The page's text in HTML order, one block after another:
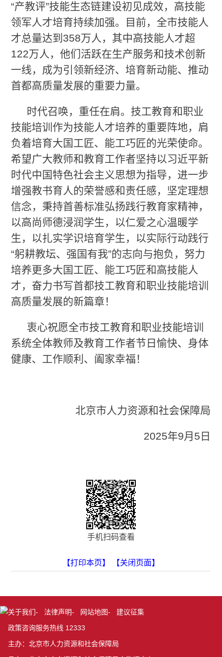
“产教评”技能生态链建设初见成效，高技能
领军人才培育持续加强。目前，全市技能人
才总量达到358万人，其中高技能人才超
122万人，他们活跃在生产服务和技术创新
一线，成为引领新经济、培育新动能、推动
首都高质量发展的重要力量。
时代召唤，重任在肩。技工教育和职业
技能培训作为技能人才培养的重要阵地，肩
负着培育大国工匠、能工巧匠的光荣使命。
希望广大教师和教育工作者坚持以习近平新
时代中国特色社会主义思想为指导，进一步
增强教书育人的荣誉感和责任感，坚定理想
信念，秉持首善标准弘扬践行教育家精神，
以高尚师德浸润学生，以仁爱之心温暖学
生，以扎实学识培育学生，以实际行动践行
“躬耕教坛、强国有我”的志向与抱负，努力
培养更多大国工匠、能工巧匠和高技能人
才，奋力书写首都技工教育和职业技能培训
高质量发展的新篇章！
衷心祝愿全市技工教育和职业技能培训
系统全体教师及教育工作者节日愉快、身体
健康、工作顺利、阖家幸福！
北京市人力资源和社会保障局
2025年9月5日
手机扫码查看
【打印本页】 【关闭页面】
关于我们- 法律声明- 网站地图- 建议征集
政策咨询服务热线 12333
主办：北京市人力资源和社会保障局